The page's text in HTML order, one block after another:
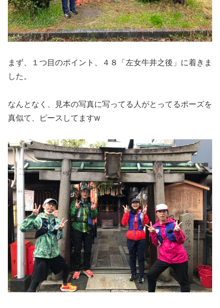
まず、１つ目のポイント、４８「左女牛井之後」に着きま
した。
なんとなく、見本の写真に写ってる人がとってるポーズを
真似て、ピースしてますw